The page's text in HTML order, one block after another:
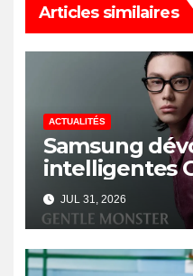
Articles similaires
ACTUALITÉS
Samsung
intelligentes
Gemini
JUL 31, 2026